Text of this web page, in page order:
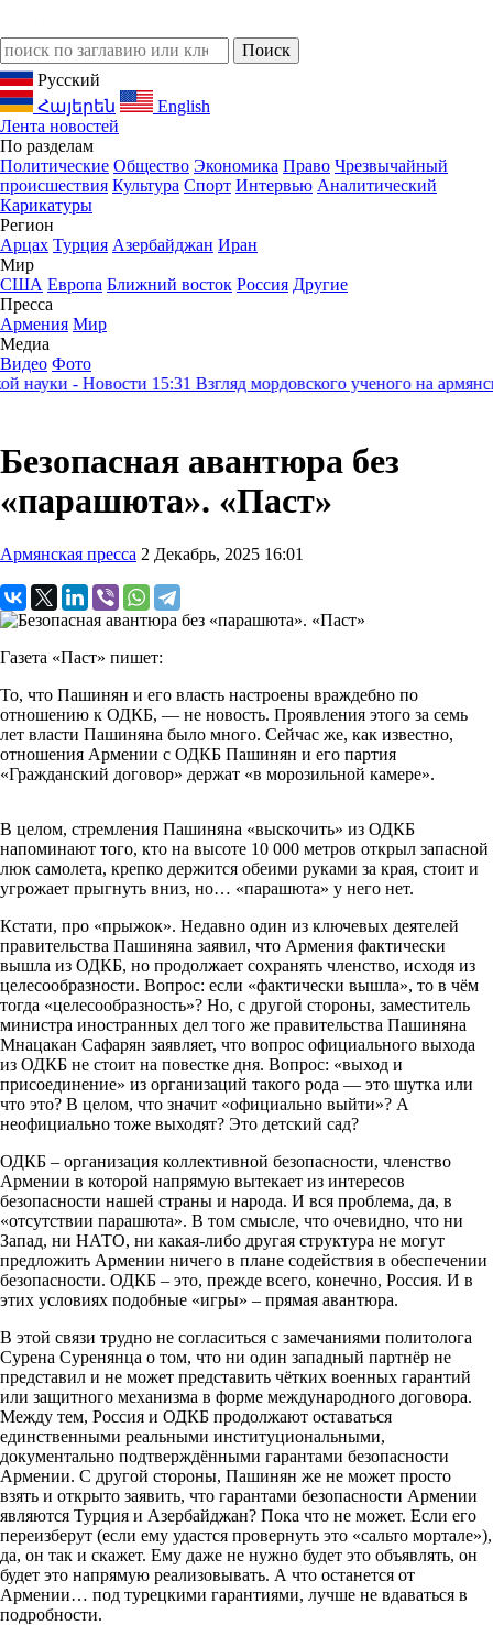
Русский
Հայերեն
English
Лента новостей
По разделам
Политические Общество Экономика Право Чрезвычайный
происшествия Культура Спорт Интервью Аналитический
Карикатуры
Регион
Арцах Турция Азербайджан Иран
Мир
США Европа Ближний восток Россия Другие
Пресса
Армения Мир
Медиа
Видео Фото
- Новости15:31Взгляд мордовского ученого на
Безопасная авантюра без
«парашюта». «Паст»
Армянская пресса 2 Декабрь, 2025 16:01
Газета «Паст» пишет:
То, что Пашинян и его власть настроены враждебно по
отношению к ОДКБ, — не новость. Проявления этого за семь
лет власти Пашиняна было много. Сейчас же, как известно,
отношения Армении с ОДКБ Пашинян и его партия
«Гражданский договор» держат «в морозильной камере».
В целом, стремления Пашиняна «выскочить» из ОДКБ
напоминают того, кто на высоте 10 000 метров открыл запасной
люк самолета, крепко держится обеими руками за края, стоит и
угрожает прыгнуть вниз, но… «парашюта» у него нет.
Кстати, про «прыжок». Недавно один из ключевых деятелей
правительства Пашиняна заявил, что Армения фактически
вышла из ОДКБ, но продолжает сохранять членство, исходя из
целесообразности. Вопрос: если «фактически вышла», то в чём
тогда «целесообразность»? Но, с другой стороны, заместитель
министра иностранных дел того же правительства Пашиняна
Мнацакан Сафарян заявляет, что вопрос официального выхода
из ОДКБ не стоит на повестке дня. Вопрос: «выход и
присоединение» из организаций такого рода — это шутка или
что это? В целом, что значит «официально выйти»? А
неофициально тоже выходят? Это детский сад?
ОДКБ – организация коллективной безопасности, членство
Армении в которой напрямую вытекает из интересов
безопасности нашей страны и народа. И вся проблема, да, в
«отсутствии парашюта». В том смысле, что очевидно, что ни
Запад, ни НАТО, ни какая-либо другая структура не могут
предложить Армении ничего в плане содействия в обеспечении
безопасности. ОДКБ – это, прежде всего, конечно, Россия. И в
этих условиях подобные «игры» – прямая авантюра.
В этой связи трудно не согласиться с замечаниями политолога
Сурена Суренянца о том, что ни один западный партнёр не
представил и не может представить чётких военных гарантий
или защитного механизма в форме международного договора.
Между тем, Россия и ОДКБ продолжают оставаться
единственными реальными институциональными,
документально подтверждёнными гарантами безопасности
Армении. С другой стороны, Пашинян же не может просто
взять и открыто заявить, что гарантами безопасности Армении
являются Турция и Азербайджан? Пока что не может. Если его
переизберут (если ему удастся провернуть это «сальто мортале»),
да, он так и скажет. Ему даже не нужно будет это объявлять, он
будет это напрямую реализовывать. А что останется от
Армении… под турецкими гарантиями, лучше не вдаваться в
подробности.